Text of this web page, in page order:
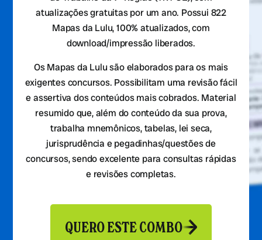
atualizações gratuitas por um ano. Possui 822
Mapas da Lulu, 100% atualizados, com
download/impressão liberados.
Os Mapas da Lulu são elaborados para os mais
exigentes concursos. Possibilitam uma revisão fácil
e assertiva dos conteúdos mais cobrados. Material
resumido que, além do conteúdo da sua prova,
trabalha mnemônicos, tabelas, lei seca,
jurisprudência e pegadinhas/questões de
concursos, sendo excelente para consultas rápidas
e revisões completas.
QUERO ESTE COMBO